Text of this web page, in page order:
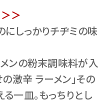
＞
にしっかりチヂミの味
ンの粉末調味料が入
の激辛 ラーメン」その
一皿。もっちりとし